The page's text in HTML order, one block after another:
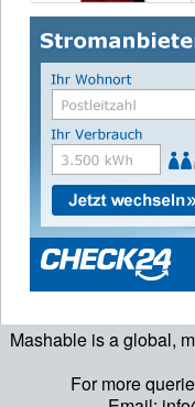
Mashable is a global,
For more